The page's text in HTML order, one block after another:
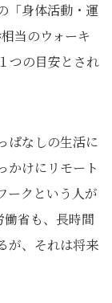
「身体活動・運
当のウォーキ
つの目安とされ
ぱなしの生活に
かけにリモート
ークという人が
省も、長時間
が、それは将来